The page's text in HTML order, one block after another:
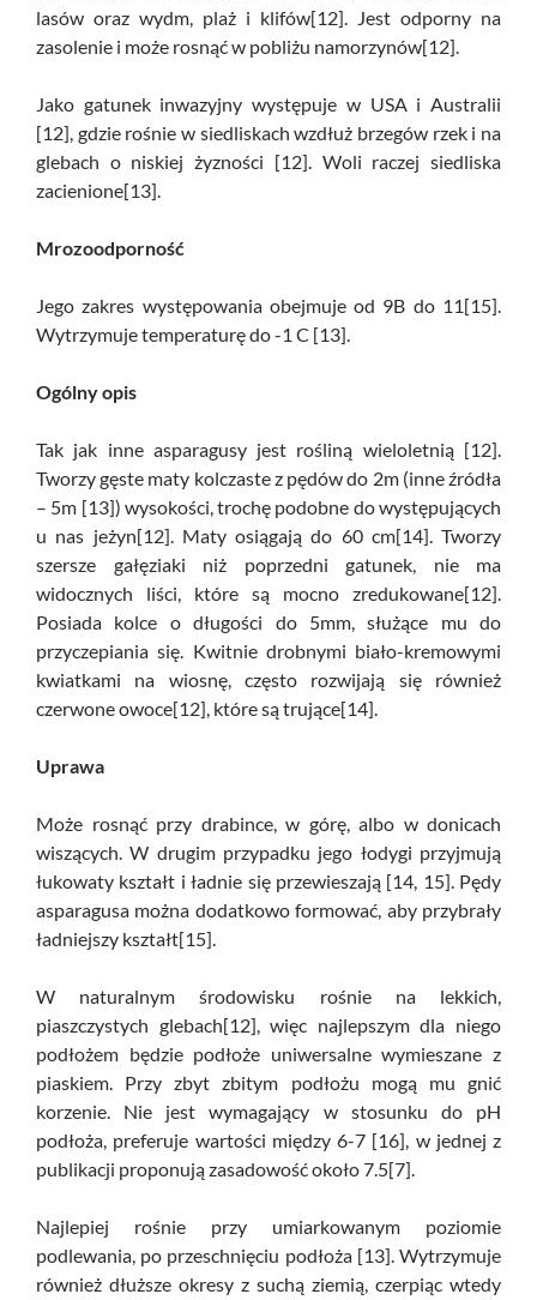
lasów oraz wydm, plaż i klifów[12]. Jest odporny na
zasolenie i może rosnąć w pobliżu namorzynów[12].
Jako gatunek inwazyjny występuje w USA i Australii
[12], gdzie rośnie w siedliskach wzdłuż brzegów rzek i na
glebach o niskiej żyzności [12]. Woli raczej siedliska
zacienione[13].
Mrozoodporność
Jego zakres występowania obejmuje od 9B do 11[15].
Wytrzymuje temperaturę do -1 C [13].
Ogólny opis
Tak jak inne asparagusy jest rośliną wieloletnią [12].
Tworzy gęste maty kolczaste z pędów do 2m (inne źródła
– 5m [13]) wysokości, trochę podobne do występujących
u nas jeżyn[12]. Maty osiągają do 60 cm[14]. Tworzy
szersze gałęziaki niż poprzedni gatunek, nie ma
widocznych liści, które są mocno zredukowane[12].
Posiada kolce o długości do 5mm, służące mu do
przyczepiania się. Kwitnie drobnymi biało-kremowymi
kwiatkami na wiosnę, często rozwijają się również
czerwone owoce[12], które są trujące[14].
Uprawa
Może rosnąć przy drabince, w górę, albo w donicach
wiszących. W drugim przypadku jego łodygi przyjmują
łukowaty kształt i ładnie się przewieszają [14, 15]. Pędy
asparagusa można dodatkowo formować, aby przybrały
ładniejszy kształt[15].
W naturalnym środowisku rośnie na lekkich,
piaszczystych glebach[12], więc najlepszym dla niego
podłożem będzie podłoże uniwersalne wymieszane z
piaskiem. Przy zbyt zbitym podłożu mogą mu gnić
korzenie. Nie jest wymagający w stosunku do pH
podłoża, preferuje wartości między 6-7 [16], w jednej z
publikacji proponują zasadowość około 7.5[7].
Najlepiej rośnie przy umiarkowanym poziomie
podlewania, po przeschnięciu podłoża [13]. Wytrzymuje
również dłuższe okresy z suchą ziemią, czerpiąc wtedy